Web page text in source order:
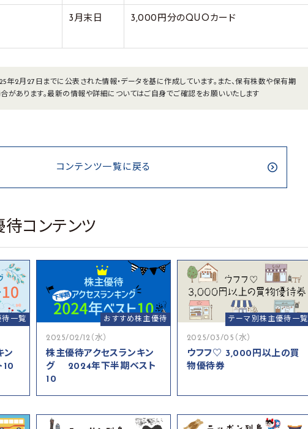
3月末日 3,000円分のQUOカード
年2月27日までに公表された情報・データを基に作成しています。また、保有株数や保有期
があります。最新の情報や詳細についてはご自身でご確認をお願いいたします
コンテンツ一覧に戻る
コンテンツ
待一覧
ン
10
おすすめ株主優待
2025/02/12（水）
株主優待アクセスランキン
グ 2024年下半期ベスト
10
テーマ別株主優待一覧
2025/03/05（水）
ウフフ♡ 3,000円以上の買
物優待券